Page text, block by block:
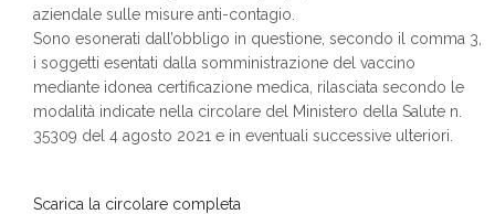
aziendale sulle misure anti-contagio.
Sono esonerati dall’obbligo in questione, secondo il comma 3,
i soggetti esentati dalla somministrazione del vaccino
mediante idonea certificazione medica, rilasciata secondo le
modalità indicate nella circolare del Ministero della Salute n.
35309 del 4 agosto 2021 e in eventuali successive ulteriori.
Scarica la circolare completa